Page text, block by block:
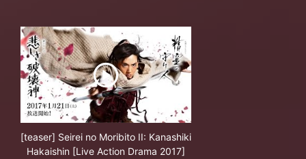
[teaser] Seirei no Moribito II: Kanashiki
Hakaishin [Live Action Drama 2017]